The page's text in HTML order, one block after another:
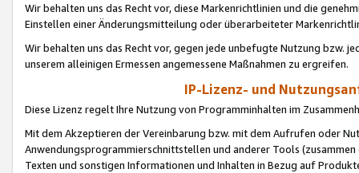
Wir behalten uns das Recht vor, diese Markenrichtlinien und die
Einstellen einer Änderungsmitteilung oder überarbeiteter
Wir behalten uns das Recht vor, gegen jede unbefugte Nutzung bzw.
unserem alleinigen Ermessen angemessene Maßnahmen zu ergreifen.
IP-Lizenz- und
Diese Lizenz regelt Ihre Nutzung von Programminhalten im
Mit dem Akzeptieren der Vereinbarung bzw. mit dem Aufrufen oder
Anwendungsprogrammierschnittstellen und anderer Tools (zusammen
Texten und sonstigen Informationen und Inhalten in Bezug auf